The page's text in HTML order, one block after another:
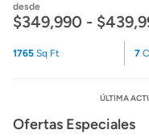
desde
$349,990 -
1765 Sq Ft 7
ÚLTIMA
Ofertas Especiales